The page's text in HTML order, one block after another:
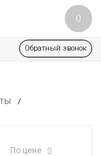
0
Обратный звонок
/
По цене